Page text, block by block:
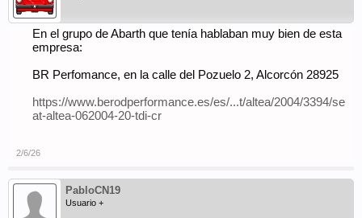
En el grupo de Abarth que tenía hablaban muy bien de esta
empresa:
BR Perfomance, en la calle del Pozuelo 2, Alcorcón 28925
https://www.berodperformance.es/es/...t/altea/2004/3394/se
at-altea-062004-20-tdi-cr
2/6/26
PabloCN19
Usuario +